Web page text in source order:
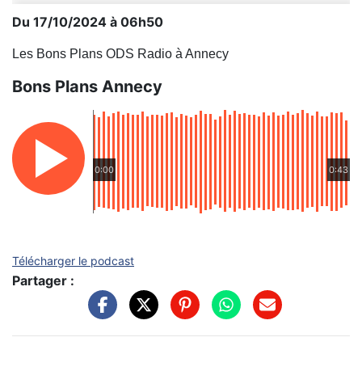
Du 17/10/2024 à 06h50
Les Bons Plans ODS Radio à Annecy
Bons Plans Annecy
0:00 0:43
Télécharger le podcast
Partager :